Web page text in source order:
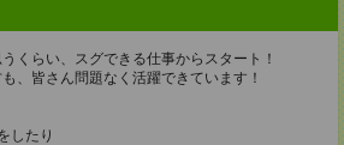
くらい、スグできる仕事からスタート！
、皆さん問題なく活躍できています！
したり